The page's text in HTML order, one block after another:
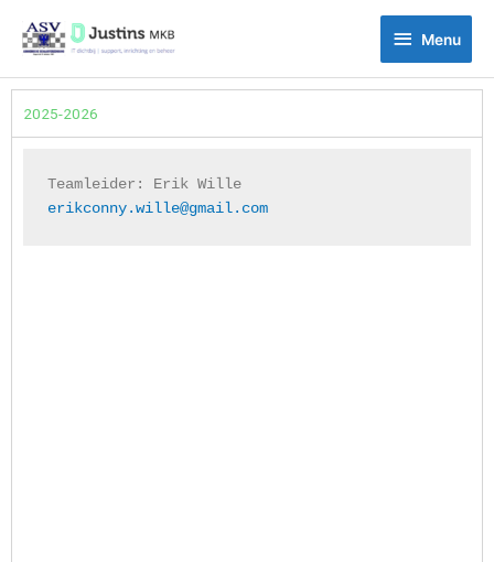
naar
inhoud
Menu
Menu
2025-2026
Teamleider: Erik Wille
erikconny.wille@gmail.com